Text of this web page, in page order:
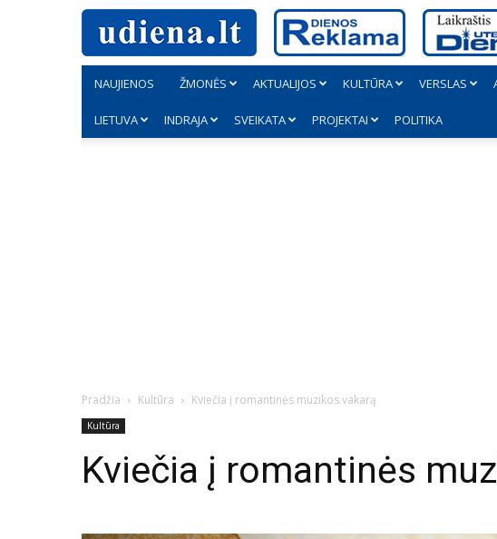
NAUJIENOS ŽMONĖS AKTUALIJOS KULTŪRA VERSLAS
LIETUVA INDRAJA SVEIKATA PROJEKTAI POLITIKA
Pradžia Kultūra Kviečia į romantinės muzikos vakarą
Kultūra
Kviečia į romantinės